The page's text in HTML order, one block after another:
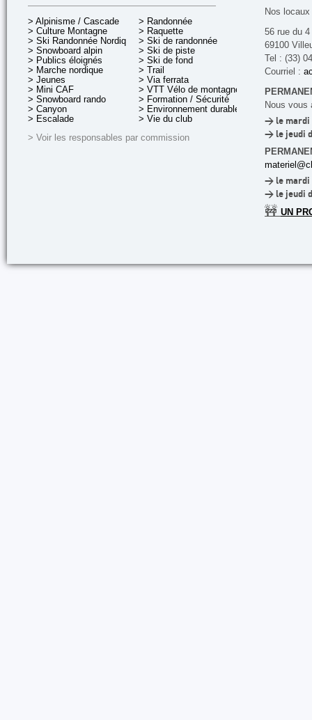
> Alpinisme / Cascade
> Culture Montagne
> Ski Randonnée Nordique
> Snowboard alpin
> Publics éloignés
> Marche nordique
> Jeunes
> Mini CAF
> Snowboard rando
> Canyon
> Escalade
> Randonnée
> Raquette
> Ski de randonnée
> Ski de piste
> Ski de fond
> Trail
> Via ferrata
> VTT Vélo de montagne
> Formation / Sécurité
> Environnement durable
> Vie du club
> Voir les responsables par commission
Nos
56 rue du
69100
Tel : (33)
Courriel :
Nous vous
> le mardi
> le jeudi
> le mardi
> le jeudi
🚧 UN